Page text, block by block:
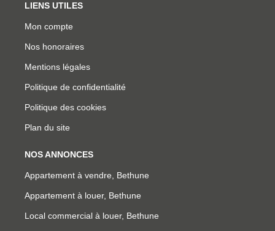
LIENS UTILES
Mon compte
Nos honoraires
Mentions légales
Politique de confidentialité
Politique des cookies
Plan du site
NOS ANNONCES
Appartement à vendre, Bethune
Appartement à louer, Bethune
Local commercial à louer, Bethune